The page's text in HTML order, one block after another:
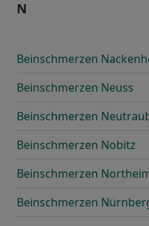
N
Beinschmerzen
Beinschmerzen Neuss
Beinschmerzen
Beinschmerzen Nobitz
Beinschmerzen
Beinschmerzen